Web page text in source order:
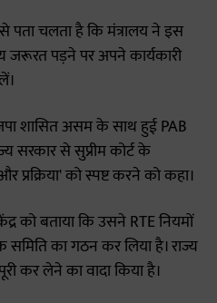
पता चलता है कि मंत्रालय ने इस
जरूरत पड़ने पर अपने कार्यकारी
शासित असम के साथ हुई PAB
सरकार से सुप्रीम कोर्ट के
प्रक्रिया' को स्पष्ट करने को कहा।
बताया कि उसने RTE नियमों
का गठन कर लिया है। राज्य
कर लेने का वादा किया है।